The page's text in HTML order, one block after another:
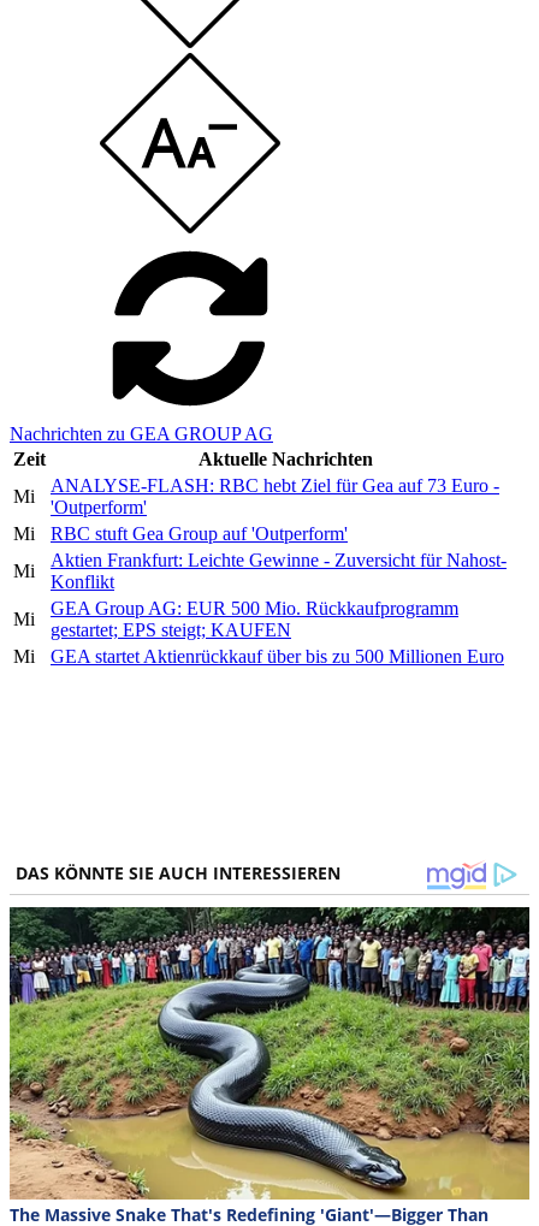
Nachrichten zu GEA GROUP AG
Zeit
Aktuelle Nachrichten
Mi
ANALYSE-FLASH: RBC hebt Ziel für Gea auf 73 Euro -
'Outperform'
Mi
RBC stuft Gea Group auf 'Outperform'
Mi
Aktien Frankfurt: Leichte Gewinne - Zuversicht für Nahost-
Konflikt
Mi
GEA Group AG: EUR 500 Mio. Rückkaufprogramm
gestartet; EPS steigt; KAUFEN
Mi
GEA startet Aktienrückkauf über bis zu 500 Millionen Euro